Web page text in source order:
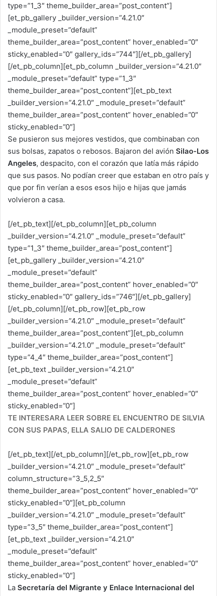
type=”1_3″ theme_builder_area=”post_content”]
[et_pb_gallery _builder_version=”4.21.0″
_module_preset=”default”
theme_builder_area=”post_content” hover_enabled=”0″
sticky_enabled=”0″ gallery_ids=”744″][/et_pb_gallery]
[/et_pb_column][et_pb_column _builder_version=”4.21.0″
_module_preset=”default” type=”1_3″
theme_builder_area=”post_content”][et_pb_text
_builder_version=”4.21.0″ _module_preset=”default”
theme_builder_area=”post_content” hover_enabled=”0″
sticky_enabled=”0″]
Se pusieron sus mejores vestidos, que combinaban con
sus bolsas, zapatos o rebosos. Bajaron del avión Silao-Los
Angeles, despacito, con el corazón que latía más rápido
que sus pasos. No podían creer que estaban en otro país y
que por fin verían a esos esos hijo e hijas que jamás
volvieron a casa.
[/et_pb_text][/et_pb_column][et_pb_column
_builder_version=”4.21.0″ _module_preset=”default”
type=”1_3″ theme_builder_area=”post_content”]
[et_pb_gallery _builder_version=”4.21.0″
_module_preset=”default”
theme_builder_area=”post_content” hover_enabled=”0″
sticky_enabled=”0″ gallery_ids=”746″][/et_pb_gallery]
[/et_pb_column][/et_pb_row][et_pb_row
_builder_version=”4.21.0″ _module_preset=”default”
theme_builder_area=”post_content”][et_pb_column
_builder_version=”4.21.0″ _module_preset=”default”
type=”4_4″ theme_builder_area=”post_content”]
[et_pb_text _builder_version=”4.21.0″
_module_preset=”default”
theme_builder_area=”post_content” hover_enabled=”0″
sticky_enabled=”0″]
TE INTERESARA LEER SOBRE EL ENCUENTRO DE SILVIA
CON SUS PAPAS, ELLA SALIO DE CALDERONES
[/et_pb_text][/et_pb_column][/et_pb_row][et_pb_row
_builder_version=”4.21.0″ _module_preset=”default”
column_structure=”3_5,2_5″
theme_builder_area=”post_content” hover_enabled=”0″
sticky_enabled=”0″][et_pb_column
_builder_version=”4.21.0″ _module_preset=”default”
type=”3_5″ theme_builder_area=”post_content”]
[et_pb_text _builder_version=”4.21.0″
_module_preset=”default”
theme_builder_area=”post_content” hover_enabled=”0″
sticky_enabled=”0″]
La Secretaría del Migrante y Enlace Internacional del